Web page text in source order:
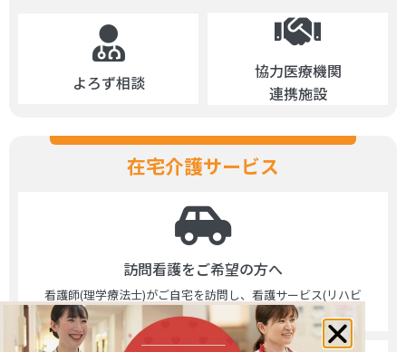
よろず相談
協力医療機関
連携施設
在宅介護サービス
訪問看護をご希望の方へ
看護師(理学療法士)がご自宅を訪問し、看護サービス(リハビ
リテーション)を提供いたします。